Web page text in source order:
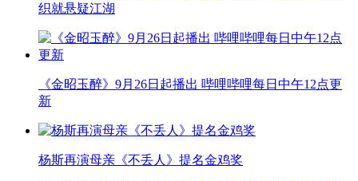
织就悬疑江湖
《金昭玉醉》9月26日起播出 哔哩哔哩每日中午12点更
新
杨斯再演母亲《不丢人》提名金鸡奖